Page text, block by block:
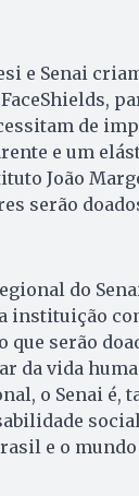
e Senai
de
e um
João
serão
do
instituição
serão
da vida
o Senai é,
e o mundo